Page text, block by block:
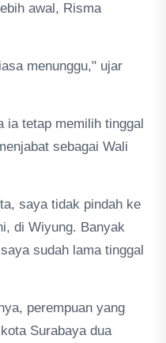
awal, Risma
menunggu," ujar
ia tetap memilih tinggal
sebagai Wali
saya tidak pindah ke
di Wiyung. Banyak
sudah lama tinggal
perempuan yang
Surabaya dua